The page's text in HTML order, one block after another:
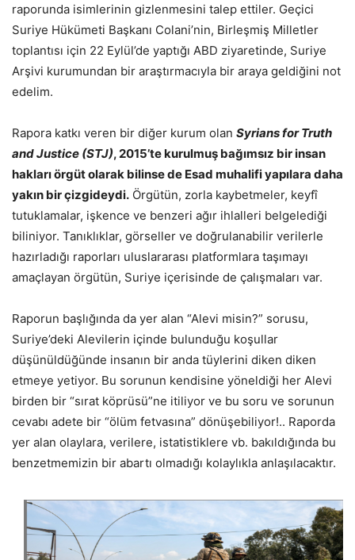
raporunda isimlerinin gizlenmesini talep ettiler. Geçici
Suriye Hükümeti Başkanı Colani’nin, Birleşmiş Milletler
toplantısı için 22 Eylül’de yaptığı ABD ziyaretinde, Suriye
Arşivi kurumundan bir araştırmacıyla bir araya geldiğini not
edelim.
Rapora katkı veren bir diğer kurum olan Syrians for Truth
and Justice (STJ), 2015’te kurulmuş bağımsız bir insan
hakları örgüt olarak bilinse de Esad muhalifi yapılara daha
yakın bir çizgideydi. Örgütün, zorla kaybetmeler, keyfî
tutuklamalar, işkence ve benzeri ağır ihlalleri belgelediği
biliniyor. Tanıklıklar, görseller ve doğrulanabilir verilerle
hazırladığı raporları uluslararası platformlara taşımayı
amaçlayan örgütün, Suriye içerisinde de çalışmaları var.
Raporun başlığında da yer alan “Alevi misin?” sorusu,
Suriye’deki Alevilerin içinde bulunduğu koşullar
düşünüldüğünde insanın bir anda tüylerini diken diken
etmeye yetiyor. Bu sorunun kendisine yöneldiği her Alevi
birden bir “sırat köprüsü”ne itiliyor ve bu soru ve sorunun
cevabı adete bir “ölüm fetvasına” dönüşebiliyor!.. Raporda
yer alan olaylara, verilere, istatistiklere vb. bakıldığında bu
benzetmemizin bir abartı olmadığı kolaylıkla anlaşılacaktır.